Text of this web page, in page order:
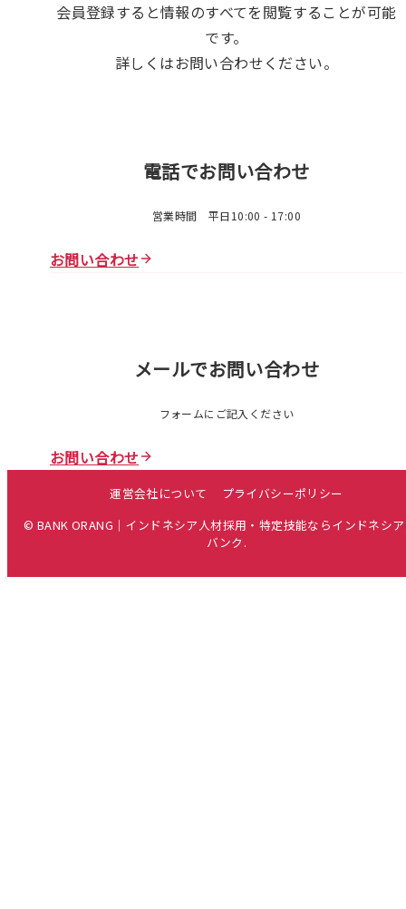
会員登録すると情報のすべてを閲覧することが可能
です。
詳しくはお問い合わせください。
電話でお問い合わせ
営業時間 平日10:00 - 17:00
お問い合わせ
メールでお問い合わせ
フォームにご記入ください
お問い合わせ
運営会社について
プライバシーポリシー
© BANK ORANG｜インドネシア人材採用・特定技能ならインドネシ
バンク.